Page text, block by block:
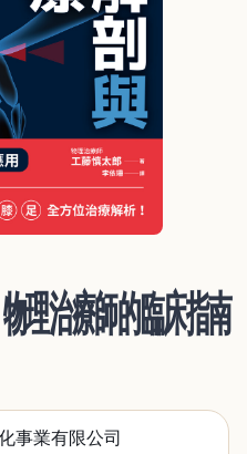
理治療師的臨床指南
事業有限公司